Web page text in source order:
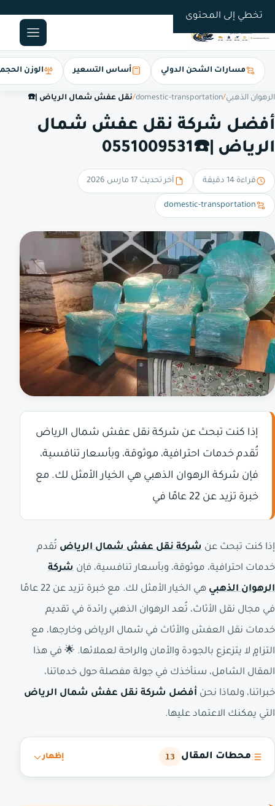
تخطي إلى المحتوى
مسارات الشحن الدولي أساس التسعير الوزن
الرهوان الذهبي/
domestic-transportation
/نقل عفش شمال الرياض |☎️
أفضل شركة نقل عفش شمال
الرياض |☎️0551009531
قراءة 14 دقيقة آخر تحديث 17 مارس 2026
domestic-transportation
إذا كنت تبحث عن شركة نقل عفش شمال الرياض
تُقدم خدمات احترافية، موثوقة، وبأسعار تنافسية،
فإن شركة الرهوان الذهبي هي الخيار الأمثل لك. مع
خبرة تزيد عن 22 عامًا في
إذا كنت تبحث عن شركة نقل عفش شمال الرياض تُقدم
خدمات احترافية، موثوقة، وبأسعار تنافسية، فإن شركة
الرهوان الذهبي
هي الخيار الأمثل لك. مع خبرة تزيد عن 22 عامًا
في مجال نقل الأثاث، تُعد الرهوان الذهبي رائدة في تقديم
خدمات نقل العفش والأثاث في شمال الرياض وخارجها، مع
التزامٍ لا يتزعزع بالجودة والأمان والراحة لعملائها. 🌟 في هذا
المقال الشامل، سنأخذك في جولة مفصلة حول خدماتنا،
خبراتنا، ولماذا نحن أفضل شركة نقل عفش شمال الرياض
التي يمكنك الاعتماد عليها.
محطات المقال 13 إظهار